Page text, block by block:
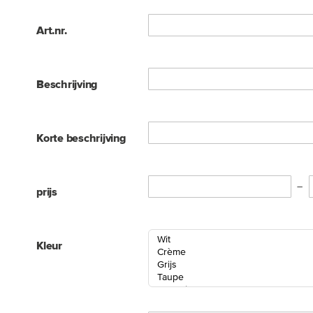
Art.nr.
Beschrijving
Korte beschrijving
prijs
Kleur